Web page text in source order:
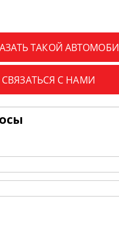
ТАКОЙ
СВЯЗАТЬСЯ С НАМИ